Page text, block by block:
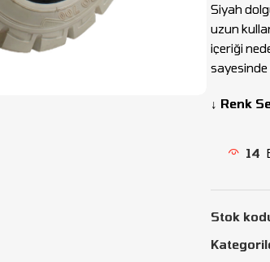
Siyah
uzun
içeriği
sayesinde
↓ Renk
14
Stok